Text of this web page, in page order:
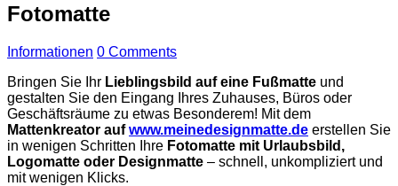
Fotomatte
Informationen 0 Comments
Bringen Sie Ihr Lieblingsbild auf eine Fußmatte und
gestalten Sie den Eingang Ihres Zuhauses, Büros oder
Geschäftsräume zu etwas Besonderem! Mit dem
Mattenkreator aufwww.meinedesignmatte.de erstellen Sie
in wenigen Schritten Ihre Fotomatte mit Urlaubsbild,
Logomatte oder Designmatte – schnell, unkompliziert und
mit wenigen Klicks.